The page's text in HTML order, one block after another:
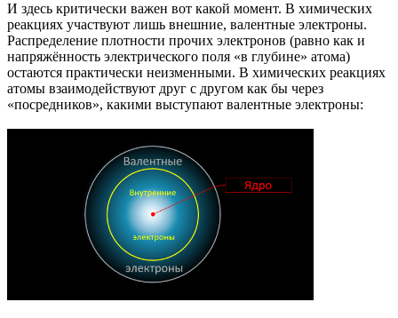
И здесь критически важен вот какой момент. В химических
реакциях участвуют лишь внешние, валентные электроны.
Распределение плотности прочих электронов (равно как и
напряжённость электрического поля «в глубине» атома)
остаются практически неизменными. В химических реакциях
атомы взаимодействуют друг с другом как бы через
«посредников», какими выступают валентные электроны: